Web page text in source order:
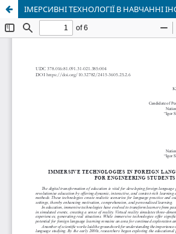
ІМЕРСИВНІ ТЕХНОЛОГІЇ В НАВЧАННІ